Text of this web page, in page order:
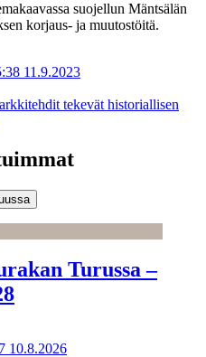
suojellun Mäntsälän
korjaus- ja muutostöitä.
11.9.2023
tekevät historiallisen
Turussa –
10.8.2026